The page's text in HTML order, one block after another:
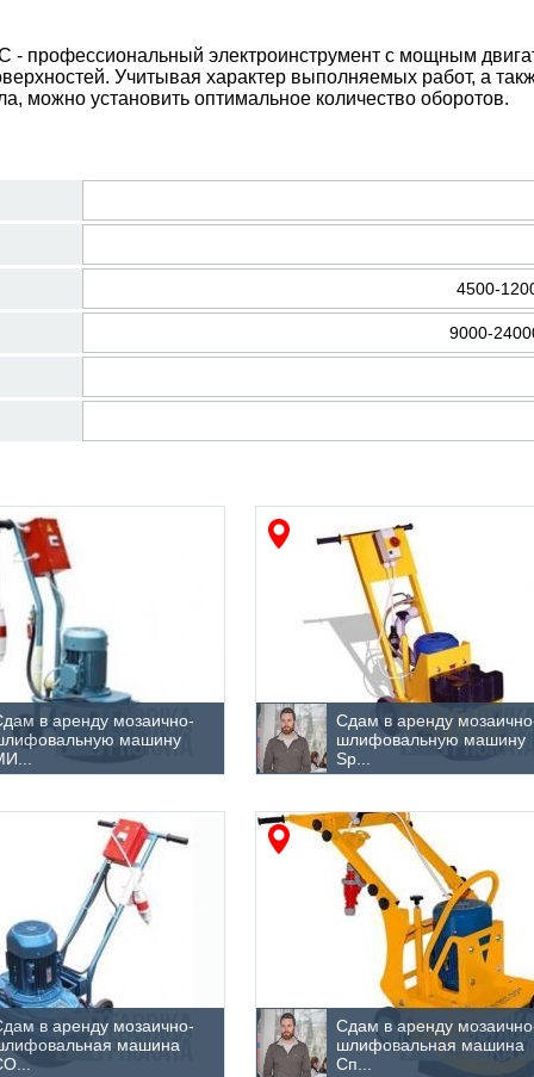
профессиональный электроинструмент с мощным
Учитывая характер выполняемых работ, а
можно установить оптимальное количество оборотов.
4500-
9000-
в аренду мозаично-
машину
Сдам в аренду
шлифовальную машину
Sp...
в аренду мозаично-
машина
Сдам в аренду
шлифовальная машина
Сп...